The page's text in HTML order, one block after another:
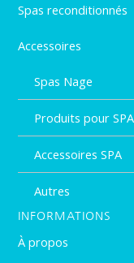
Spas reconditionnés
Accessoires
Spas Nage
Produits pour SPA
Accessoires SPA
Autres
INFORMATIONS
À propos